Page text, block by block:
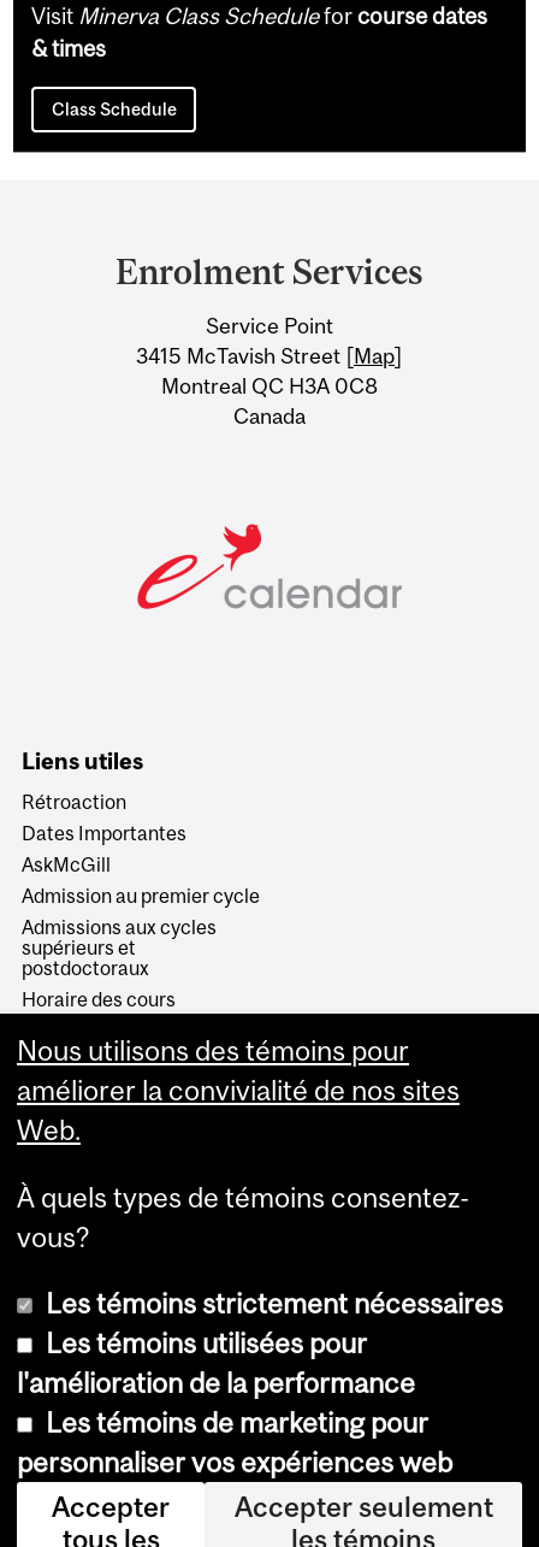
Visit Minerva Class Scheduleforcourse dates
& times
Class Schedule
Information
Enrolment Services
Service Point
3415 McTavish Street [Map]
Montreal QC H3A 0C8
Canada
Liens utiles
Rétroaction
Dates Importantes
AskMcGill
Admission au premier cycle
Admissions aux cycles
supérieurs et
postdoctoraux
Horaire des cours
Services aux étudiants
© Université McGill, 2026
Accessibilité
Avis sur les témoins
Paramètres des témoins
Nous utilisons des témoins pour
améliorer la convivialité de nos sites
Web.
À quels types de témoins consentez-
vous?
Les témoins strictement nécessaires
Les témoins utilisées pour
l'amélioration de la performance
Les témoins de marketing pour
personnaliser vos expériences web
Accepter
tous les
Accepter seulement
les témoins